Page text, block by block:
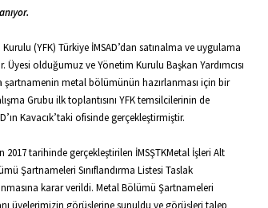
(YFK) Türkiye İMSAD’dan satınalma ve uygulama
olduğumuz ve Yönetim Kurulu Başkan Yardımcısı
şartnamenin metal bölümünün hazırlanması için bir
Grubu ilk toplantısını YFK temsilcilerinin de
Kavacık’taki ofisinde gerçekleştirmiştir.
2017 tarihinde gerçekleştirilen İMSŞTKMetal İşleri Alt
Şartnameleri Sınıflandırma Listesi Taslak
karar verildi. Metal Bölümü Şartnameleri
üyelerimizin görüşlerine sunuldu ve görüşleri talep